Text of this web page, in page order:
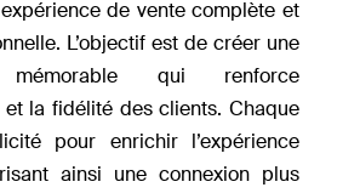
de vente complète et
L’objectif est de créer une
mémorable qui renforce
et la fidélité des clients. Chaque
pour enrichir l’expérience
ainsi une connexion plus